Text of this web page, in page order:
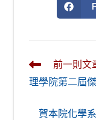
Read
more
articles
前一則文
理學院第二屆
賀本院化學